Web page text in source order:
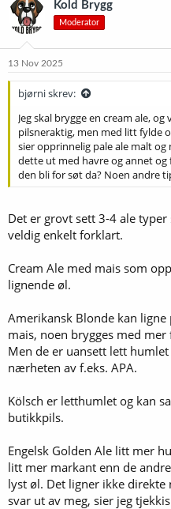
s
j
o
e
Kold Brygg
Moderator
13 Nov 2025
bjørni skrev:
Jeg skal brygge en cream ale,
pilsneraktig, men med litt fylde
sier opprinnelig pale ale malt
dette ut med havre og annet og
den bli for søt da? Noen andre
Det er grovt sett 3-4 ale
veldig enkelt forklart.
Cream Ale med mais som
lignende øl.
Amerikansk Blonde kan
mais, noen brygges med
Men de er uansett lett
nærheten av f.eks. APA.
Kölsch er letthumlet og kan
butikkpils.
Engelsk Golden Ale litt mer
litt mer markant enn de
lyst øl. Det ligner ikke
svar ut av meg, sier jeg